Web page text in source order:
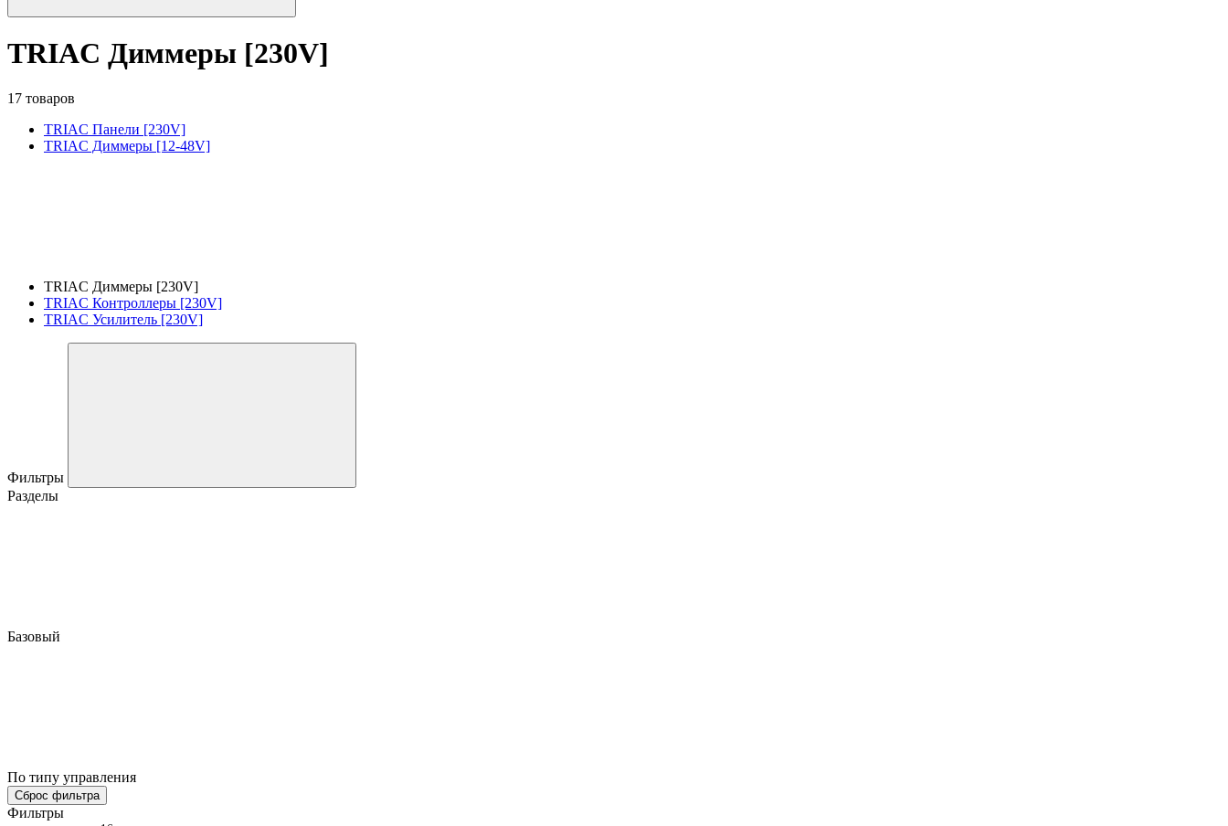
TRIAC Диммеры [230V]
17 товаров
TRIAC Панели [230V]
TRIAC Диммеры [12-48V]
TRIAC Диммеры [230V]
TRIAC Контроллеры [230V]
TRIAC Усилитель [230V]
Фильтры
Разделы
Базовый
По типу управления
Сброс фильтра
Фильтры